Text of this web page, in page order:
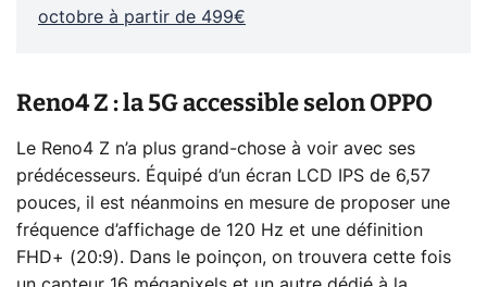
octobre à partir de 499€
Reno4 Z : la 5G accessible selon OPPO
Le Reno4 Z n’a plus grand-chose à voir avec ses
prédécesseurs. Équipé d’un écran LCD IPS de 6,57
pouces, il est néanmoins en mesure de proposer une
fréquence d’affichage de 120 Hz et une définition
FHD+ (20:9). Dans le poinçon, on trouvera cette fois